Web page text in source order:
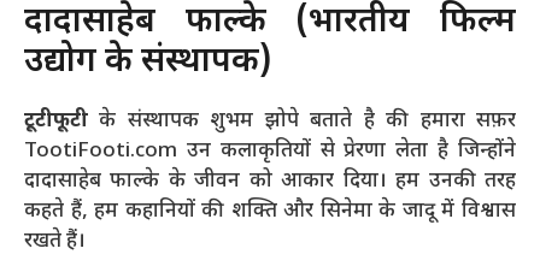
दादासाहेब फाल्के (भारतीय फिल्म
उद्योग के संस्थापक)
टूटीफूटी के संस्थापक शुभम झोपे बताते है की हमारा सफ़र
TootiFooti.com उन कलाकृतियों से प्रेरणा लेता है जिन्होंने
दादासाहेब फाल्के के जीवन को आकार दिया। हम उनकी तरह
कहते हैं, हम कहानियों की शक्ति और सिनेमा के जादू में विश्वास
रखते हैं।